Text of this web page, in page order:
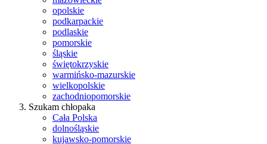
opolskie
podkarpackie
podlaskie
pomorskie
śląskie
świętokrzyskie
warmińsko-mazurskie
wielkopolskie
zachodniopomorskie
Szukam chłopaka
Cała Polska
dolnośląskie
kujawsko-pomorskie